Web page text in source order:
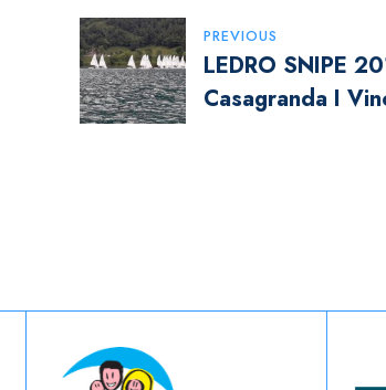
Navigazione
Articoli
PREVIOUS
LEDRO SNIPE
Casagranda I